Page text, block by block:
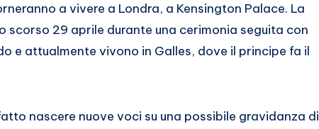
a vivere a Londra, a Kensington Palace. La
scorso 29 aprile durante una cerimonia seguita con
e attualmente vivono in Galles, dove il principe fa il
nascere nuove voci su una possibile gravidanza di